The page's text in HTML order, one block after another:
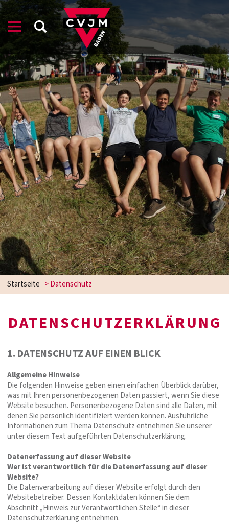
Startseite >Datenschutz
DATENSCHUTZERKLÄRUNG
1. DATENSCHUTZ AUF EINEN BLICK
Allgemeine Hinweise
Die folgenden Hinweise geben einen einfachen Überblick darüber,
was mit Ihren personenbezogenen Daten passiert, wenn Sie diese
Website besuchen. Personenbezogene Daten sind alle Daten, mit
denen Sie persönlich identifiziert werden können. Ausführliche
Informationen zum Thema Datenschutz entnehmen Sie unserer
unter diesem Text aufgeführten Datenschutzerklärung.
Datenerfassung auf dieser Website
Wer ist verantwortlich für die Datenerfassung auf dieser
Website?
Die Datenverarbeitung auf dieser Website erfolgt durch den
Websitebetreiber. Dessen Kontaktdaten können Sie dem
Abschnitt „Hinweis zur Verantwortlichen Stelle“ in dieser
Datenschutzerklärung entnehmen.